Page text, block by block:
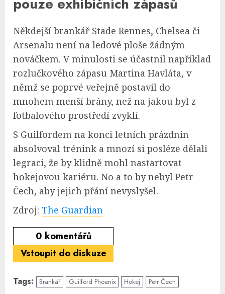
Někdejší brankář Stade Rennes, Chelsea či
Arsenalu není na ledové ploše žádným
nováčkem. V minulosti se účastnil například
rozlučkového zápasu Martina Havláta, v
němž se poprvé veřejně postavil do
mnohem menší brány, než na jakou byl z
fotbalového prostředí zvyklí.
S Guilfordem na konci letních prázdnin
absolvoval trénink a mnozí si posléze dělali
legraci, že by klidně mohl nastartovat
hokejovou kariéru. No a to by nebyl Petr
Čech, aby jejich přání nevyslyšel.
Zdroj: The Guardian
0 komentářů
Vstoupit do diskuze
Tags: Brankář Guilford Phoenix Hokej Petr Čech